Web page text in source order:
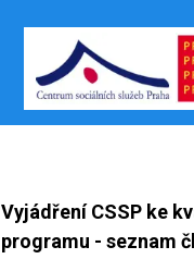
Vyjádření CSSP ke
programu - seznam